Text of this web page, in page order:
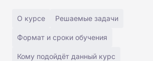
О курсе Решаемые задачи
Формат и сроки обучения
Кому подойдёт данный курс